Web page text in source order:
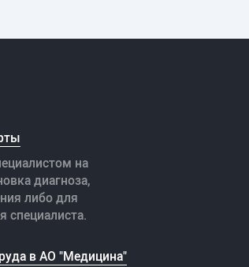
на
диагноза,
либо для
специалиста.
в АО "Медицина"